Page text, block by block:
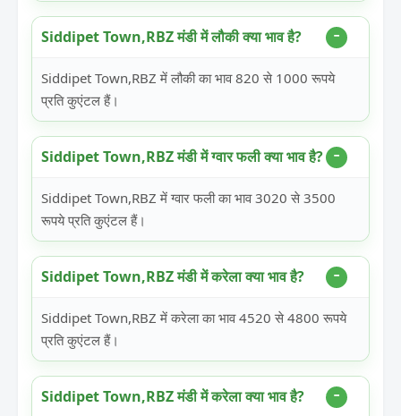
Siddipet Town,RBZ मंडी में लौकी क्या भाव है?
Siddipet Town,RBZ में लौकी का भाव 820 से 1000 रूपये
प्रति कुएंटल हैं।
Siddipet Town,RBZ मंडी में ग्वार फली क्या भाव है?
Siddipet Town,RBZ में ग्वार फली का भाव 3020 से 3500
रूपये प्रति कुएंटल हैं।
Siddipet Town,RBZ मंडी में करेला क्या भाव है?
Siddipet Town,RBZ में करेला का भाव 4520 से 4800 रूपये
प्रति कुएंटल हैं।
Siddipet Town,RBZ मंडी में करेला क्या भाव है?